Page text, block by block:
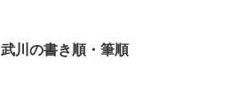
武川の書き順・筆順